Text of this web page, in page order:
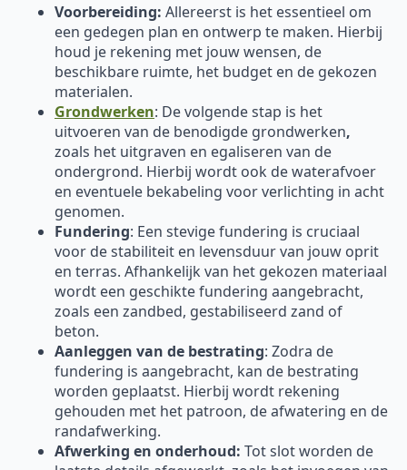
Voorbereiding: Allereerst is het essentieel om
een gedegen plan en ontwerp te maken. Hierbij
houd je rekening met jouw wensen, de
beschikbare ruimte, het budget en de gekozen
materialen.
Grondwerken: De volgende stap is het
uitvoeren van de benodigde grondwerken,
zoals het uitgraven en egaliseren van de
ondergrond. Hierbij wordt ook de waterafvoer
en eventuele bekabeling voor verlichting in acht
genomen.
Fundering: Een stevige fundering is cruciaal
voor de stabiliteit en levensduur van jouw oprit
en terras. Afhankelijk van het gekozen materiaal
wordt een geschikte fundering aangebracht,
zoals een zandbed, gestabiliseerd zand of
beton.
Aanleggen van de bestrating: Zodra de
fundering is aangebracht, kan de bestrating
worden geplaatst. Hierbij wordt rekening
gehouden met het patroon, de afwatering en de
randafwerking.
Afwerking en onderhoud: Tot slot worden de